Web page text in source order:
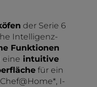
der Serie 6
Intelligenz-
Funktionen
eine intuitive
für ein
I-